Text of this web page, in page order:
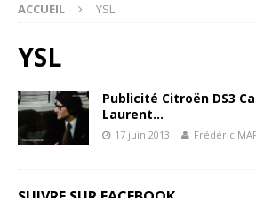
ACCUEIL YSL
YSL
Publicité Citroën DS3
Laurent…
17 juin 2013 Frédéric